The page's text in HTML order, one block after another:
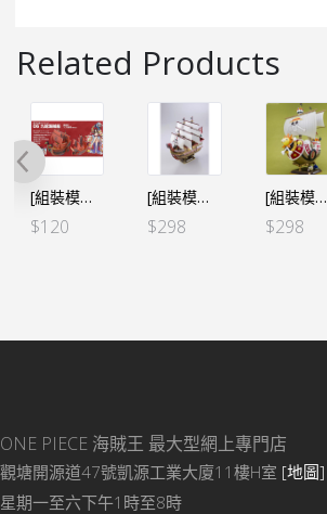
Related Products
[組裝模型船]GRAND SHIP COLLECTION⑥ 九蛇海賊船 女帝
$120
[組裝模型船]本格帆船 紅色勢力號 紅髮
$298
[組裝模型船]本格帆船 烈陽號 和之國 Ver. 草帽一夥
$298
ONE PIECE 海賊王 最大型網上專門店
觀塘開源道47號凱源工業大廈11樓H室 [地圖]
星期一至六下午1時至8時